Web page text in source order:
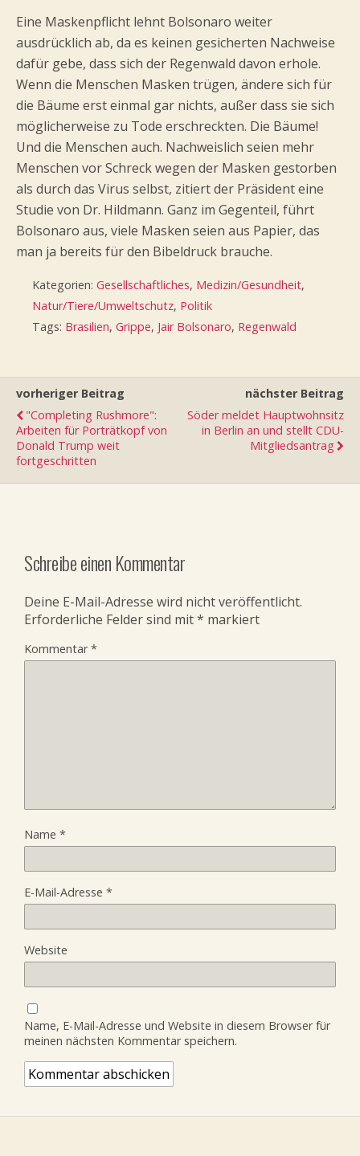
Eine Maskenpflicht lehnt Bolsonaro weiter
ausdrücklich ab, da es keinen gesicherten Nachweise
dafür gebe, dass sich der Regenwald davon erhole.
Wenn die Menschen Masken trügen, ändere sich für
die Bäume erst einmal gar nichts, außer dass sie sich
möglicherweise zu Tode erschreckten. Die Bäume!
Und die Menschen auch. Nachweislich seien mehr
Menschen vor Schreck wegen der Masken gestorben
als durch das Virus selbst, zitiert der Präsident eine
Studie von Dr. Hildmann. Ganz im Gegenteil, führt
Bolsonaro aus, viele Masken seien aus Papier, das
man ja bereits für den Bibeldruck brauche.
Kategorien: Gesellschaftliches, Medizin/Gesundheit,
Natur/Tiere/Umweltschutz, Politik
Tags: Brasilien, Grippe, Jair Bolsonaro, Regenwald
vorheriger Beitrag
"Completing Rushmore":
Arbeiten für Porträtkopf von
Donald Trump weit
fortgeschritten
nächster Beitrag
Söder meldet Hauptwohnsitz
in Berlin an und stellt CDU-
Mitgliedsantrag
Schreibe einen Kommentar
Deine E-Mail-Adresse wird nicht veröffentlicht.
Erforderliche Felder sind mit* markiert
Kommentar*
Name *
E-Mail-Adresse *
Website
Name, E-Mail-Adresse und Website in diesem Browser für
meinen nächsten Kommentar speichern.